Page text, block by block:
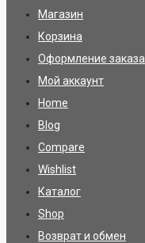
Магазин
Корзина
Оформление заказа
Мой аккаунт
Home
Blog
Compare
Wishlist
Каталог
Shop
Возврат и обмен